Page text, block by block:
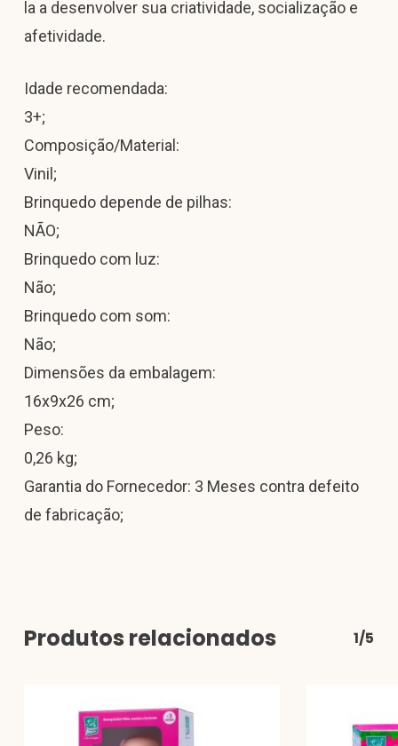
la a desenvolver sua criatividade, socialização e
afetividade.
Idade recomendada:
3+;
Composição/Material:
Vinil;
Brinquedo depende de pilhas:
NÃO;
Brinquedo com luz:
Não;
Brinquedo com som:
Não;
Dimensões da embalagem:
16x9x26 cm;
Peso:
0,26 kg;
Garantia do Fornecedor: 3 Meses contra defeito
de fabricação;
Produtos relacionados 1/5